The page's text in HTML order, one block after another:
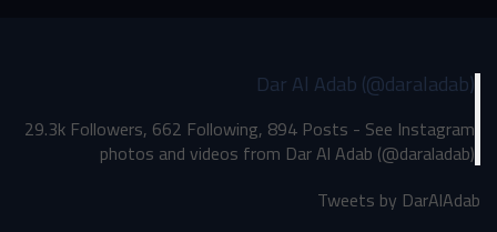
Dar Al Adab (@daraladab)
29.3k Followers, 662 Following, 894 Posts - See Instagram
photos and videos from Dar Al Adab (@daraladab)
Tweets by DarAlAdab